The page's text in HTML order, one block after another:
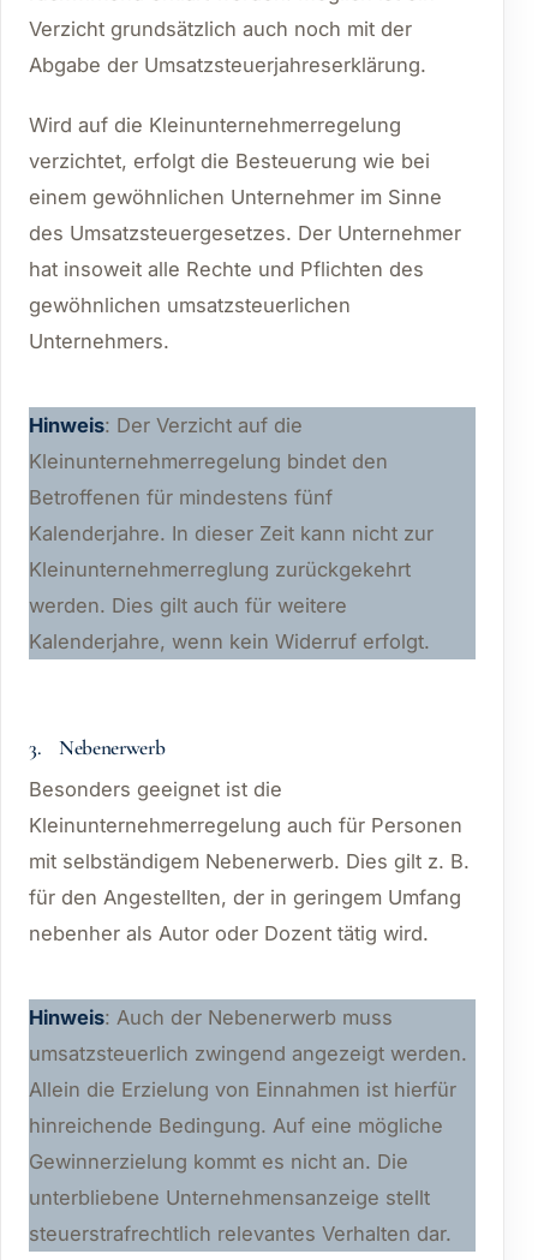
Verzicht grundsätzlich auch noch mit der
Abgabe der Umsatzsteuerjahreserklärung.
Wird auf die Kleinunternehmerregelung
verzichtet, erfolgt die Besteuerung wie bei
einem gewöhnlichen Unternehmer im Sinne
des Umsatzsteuergesetzes. Der Unternehmer
hat insoweit alle Rechte und Pflichten des
gewöhnlichen umsatzsteuerlichen
Unternehmers.
Hinweis: Der Verzicht auf die
Kleinunternehmerregelung bindet den
Betroffenen für mindestens fünf
Kalenderjahre. In dieser Zeit kann nicht zur
Kleinunternehmerreglung zurückgekehrt
werden. Dies gilt auch für weitere
Kalenderjahre, wenn kein Widerruf erfolgt.
3. Nebenerwerb
Besonders geeignet ist die
Kleinunternehmerregelung auch für Personen
mit selbständigem Nebenerwerb. Dies gilt z. B.
für den Angestellten, der in geringem Umfang
nebenher als Autor oder Dozent tätig wird.
Hinweis: Auch der Nebenerwerb muss
umsatzsteuerlich zwingend angezeigt werden.
Allein die Erzielung von Einnahmen ist hierfür
hinreichende Bedingung. Auf eine mögliche
Gewinnerzielung kommt es nicht an. Die
unterbliebene Unternehmensanzeige stellt
steuerstrafrechtlich relevantes Verhalten dar.